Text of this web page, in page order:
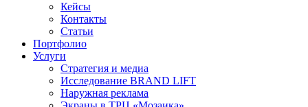
Кейсы
Контакты
Статьи
Портфолио
Услуги
Стратегия и медиа
Исследование BRAND LIFT
Наружная реклама